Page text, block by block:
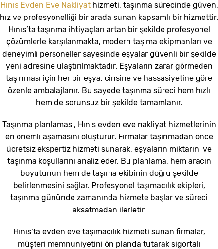
Hınıs Evden Eve Nakliyat hizmeti, taşınma sürecinde güven,
hız ve profesyonelliği bir arada sunan kapsamlı bir hizmettir.
Hınıs’ta taşınma ihtiyaçları artan bir şekilde profesyonel
çözümlerle karşılanmakta, modern taşıma ekipmanları ve
deneyimli personeller sayesinde eşyalar güvenli bir şekilde
yeni adresine ulaştırılmaktadır. Eşyaların zarar görmeden
taşınması için her bir eşya, cinsine ve hassasiyetine göre
özenle ambalajlanır. Bu sayede taşınma süreci hem hızlı
hem de sorunsuz bir şekilde tamamlanır.
Taşınma planlaması, Hınıs evden eve nakliyat hizmetlerinin
en önemli aşamasını oluşturur. Firmalar taşınmadan önce
ücretsiz ekspertiz hizmeti sunarak, eşyaların miktarını ve
taşınma koşullarını analiz eder. Bu planlama, hem aracın
boyutunun hem de taşıma ekibinin doğru şekilde
belirlenmesini sağlar. Profesyonel taşımacılık ekipleri,
taşınma gününde zamanında hizmete başlar ve süreci
aksatmadan ilerletir.
Hınıs’ta evden eve taşımacılık hizmeti sunan firmalar,
müşteri memnuniyetini ön planda tutarak sigortalı